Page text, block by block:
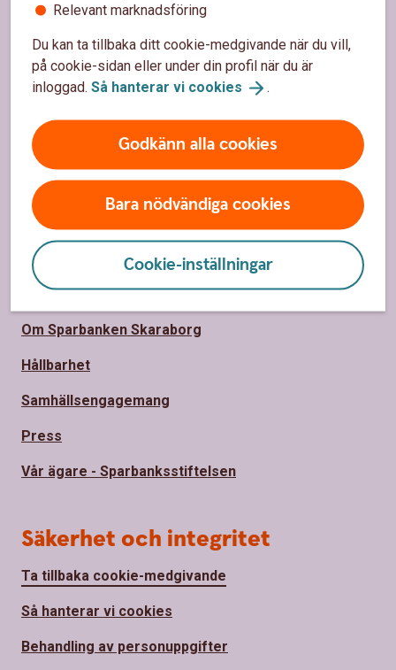
Relevant marknadsföring
Du kan ta tillbaka ditt cookie-medgivande när du vill,
på cookie-sidan eller under din profil när du är
inloggad. Så hanterar vi cookies .
Godkänn alla cookies
Bara nödvändiga cookies
Cookie-inställningar
Sidfot
Hitta snabbt
Kundservice
Spärrhjälp
Hitta bankkontor
Bli kund
Priser, räntor och kurser
Om oss
Om Sparbanken Skaraborg
Hållbarhet
Samhällsengagemang
Press
Vår ägare - Sparbanksstiftelsen
Säkerhet och integritet
Ta tillbaka cookie-medgivande
Så hanterar vi cookies
Behandling av personuppgifter